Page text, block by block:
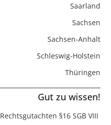
Saarland
Sachsen
Sachsen-Anhalt
Schleswig-Holstein
Thüringen
Gut zu wissen!
Rechtsgutachten §16 SGB VIII